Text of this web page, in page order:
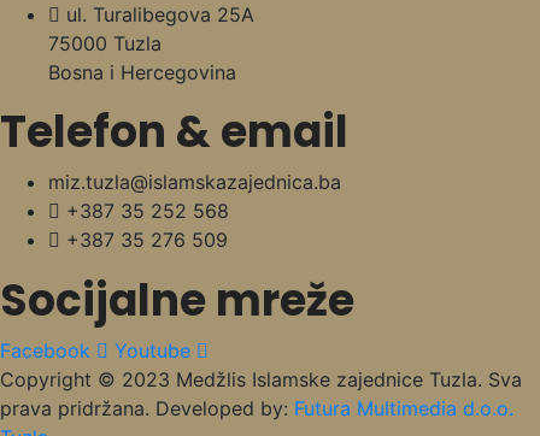
ul. Turalibegova 25A
75000 Tuzla
Bosna i Hercegovina
Telefon & email
miz.tuzla@islamskazajednica.ba
+387 35 252 568
+387 35 276 509
Socijalne mreže
Facebook
Youtube
Copyright © 2023 Medžlis Islamske zajednice Tuzla. Sva
prava pridržana. Developed by: Futura Multimedia d.o.o.